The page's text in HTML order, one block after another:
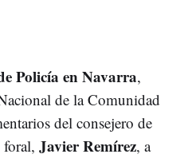
Policía en Navarra,
de la Comunidad
del consejero de
Javier Remírez, a